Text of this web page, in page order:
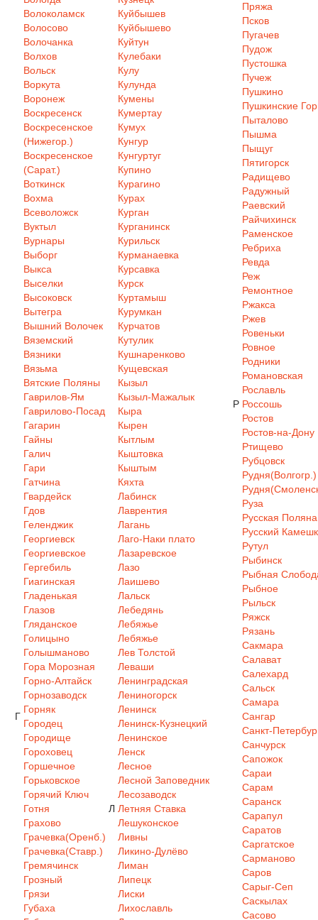
Волоколамск
Волосово
Волочанка
Волхов
Вольск
Воркута
Воронеж
Воскресенск
Воскресенское
(Нижегор.)
Воскресенское
(Сарат.)
Воткинск
Вохма
Всеволожск
Вуктыл
Вурнары
Выборг
Выкса
Выселки
Высоковск
Вытегра
Вышний Волочек
Вяземский
Вязники
Вязьма
Вятские Поляны
Г
Гаврилов-Ям
Гаврилово-Посад
Гагарин
Гайны
Галич
Гари
Гатчина
Гвардейск
Гдов
Геленджик
Георгиевск
Георгиевское
Гергебиль
Гиагинская
Гладенькая
Глазов
Гляданское
Голицыно
Голышманово
Гора Морозная
Горно-Алтайск
Горнозаводск
Горняк
Городец
Городище
Гороховец
Горшечное
Горьковское
Горячий Ключ
Готня
Грахово
Грачевка(Оренб.)
Грачевка(Ставр.)
Гремячинск
Грозный
Грязи
Губаха
Куйбышев
Куйбышево
Куйтун
Кулебаки
Кулу
Кулунда
Кумены
Кумертау
Кумух
Кунгур
Кунгуртуг
Купино
Курагино
Курах
Курган
Курганинск
Курильск
Курманаевка
Курсавка
Курск
Куртамыш
Курумкан
Курчатов
Кутулик
Кушнаренково
Кущевская
Кызыл
Кызыл-Мажалык
Кыра
Кырен
Кытлым
Кыштовка
Кыштым
Кяхта
Л
Лабинск
Лаврентия
Лагань
Лаго-Наки плато
Лазаревское
Лазо
Лаишево
Лальск
Лебедянь
Лебяжье
Лебяжье
Лев Толстой
Леваши
Ленинградская
Лениногорск
Ленинск
Ленинск-Кузнецкий
Ленинское
Ленск
Лесное
Лесной Заповедник
Лесозаводск
Летняя Ставка
Лешуконское
Ливны
Ликино-Дулёво
Лиман
Липецк
Лиски
Лихославль
Пряжа
Псков
Пугачев
Пудож
Пустошка
Пучеж
Пушкино
Пушкинские
Пыталово
Пышма
Пыщуг
Пятигорск
Р
Радищево
Радужный
Раевский
Райчихинск
Раменское
Ребриха
Ревда
Реж
Ремонтное
Ржакса
Ржев
Ровеньки
Ровное
Родники
Романовская
Рославль
Россошь
Ростов
Ростов-на-Дону
Ртищево
Рубцовск
Рудня(Волгогр.)
Руза
Русская Поляна
Русский
Рутул
Рыбинск
Рыбная
Рыбное
Рыльск
Ряжск
Рязань
Сакмара
Салават
Салехард
Сальск
Самара
Сангар
Санкт-
Санчурск
Сапожок
Сараи
Сарам
Саранск
Сарапул
Саратов
Саргатское
Сарманово
Саров
Сарыг-Сеп
Саскылах
Сасово